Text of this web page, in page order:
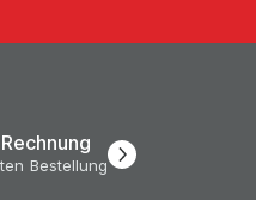
Bestellung